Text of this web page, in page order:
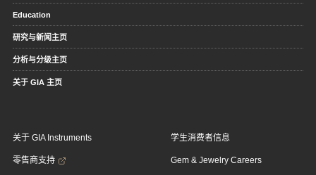
Education
研究与新闻主页
分析与分级主页
关于 GIA 主页
关于 GIA Instruments
零售商支持
学生消费者信息
Gem & Jewelry Careers